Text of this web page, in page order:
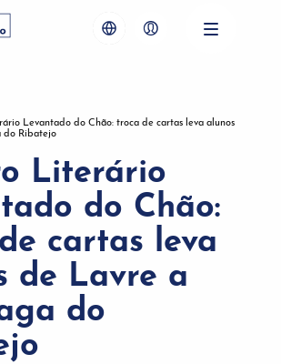
Levantado do Chão: troca de cartas leva alunos
do Ribatejo
Literário
do Chão:
cartas leva
de Lavre a
do